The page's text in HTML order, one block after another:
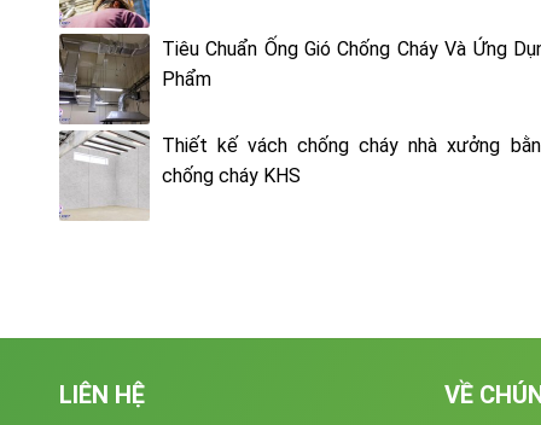
Tiêu Chuẩn Ống Gió Chống Cháy Và Ứng
Phẩm
Thiết kế vách chống cháy nhà xưởng
chống cháy KHS
LIÊN HỆ VỀ